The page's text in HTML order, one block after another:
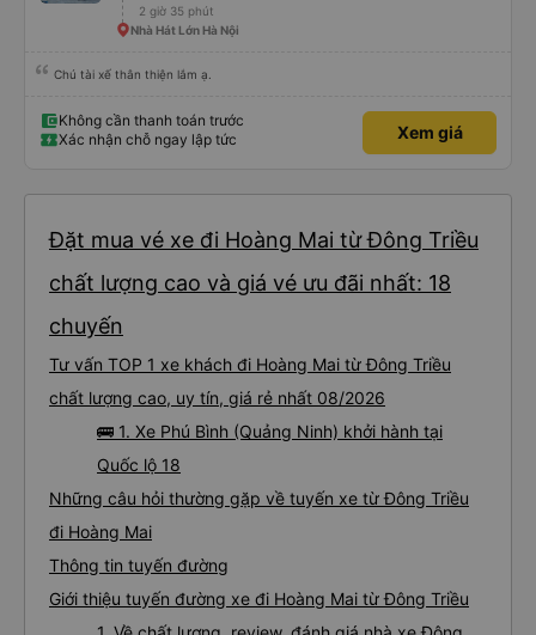
2 giờ 35 phút
Nhà Hát Lớn Hà Nội
Chú tài xế thân thiện lắm ạ.
Không cần thanh toán trước
Xác nhận chỗ ngay lập tức
Xem giá
Đặt mua vé xe đi Hoàng Mai từ Đông Triều
chất lượng cao và giá vé ưu đãi nhất: 18
chuyến
Tư vấn TOP 1 xe khách đi Hoàng Mai từ Đông Triều
chất lượng cao, uy tín, giá rẻ nhất 08/2026
🚌 1. Xe Phú Bình (Quảng Ninh) khởi hành tại
Quốc lộ 18
Những câu hỏi thường gặp về tuyến xe từ Đông Triều
đi Hoàng Mai
Thông tin tuyến đường
Giới thiệu tuyến đường xe đi Hoàng Mai từ Đông Triều